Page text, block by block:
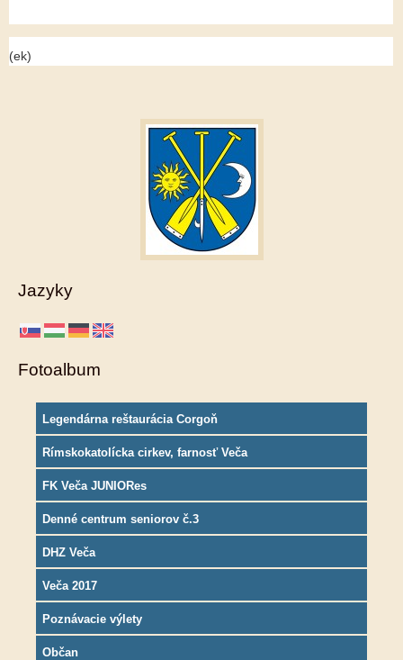
(ek)
Jazyky
Fotoalbum
Legendárna reštaurácia Corgoň
Rímskokatolícka cirkev, farnosť Veča
FK Veča JUNIORes
Denné centrum seniorov č.3
DHZ Veča
Veča 2017
Poznávacie výlety
Občan